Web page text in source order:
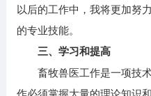
以后的工作中，我将更加努
的专业技能。
三、学习和提高
畜牧兽医工作是一项技术
作必须掌握大量的理论知识